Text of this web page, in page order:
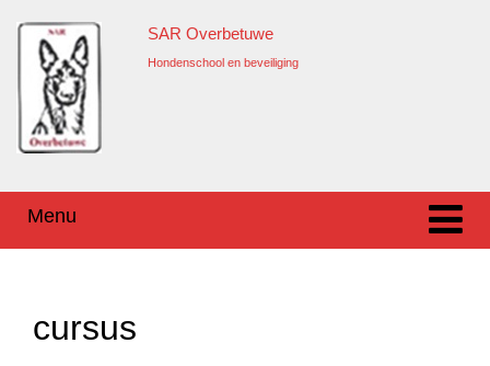
inhoud
hoofdmenu
SAR Overbetuwe
Hondenschool en beveiliging
Menu
cursus